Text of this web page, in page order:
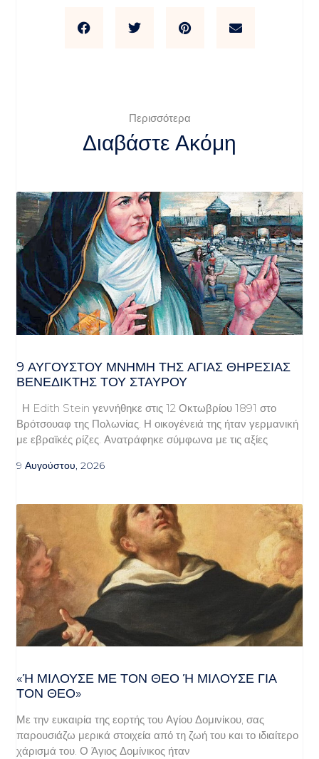
Περισσότερα
Διαβάστε Ακόμη
9 ΑΥΓΟΥΣΤΟΥ ΜΝΗΜΗ ΤΗΣ ΑΓΙΑΣ ΘΗΡΕΣΙΑΣ
ΒΕΝΕΔΙΚΤΗΣ ΤΟΥ ΣΤΑΥΡΟΥ
Η Edith Stein γεννήθηκε στις 12 Οκτωβρίου 1891 στο
Βρότσουαφ της Πολωνίας. Η οικογένειά της ήταν γερμανική
με εβραϊκές ρίζες. Ανατράφηκε σύμφωνα με τις αξίες
9 Αυγούστου, 2026
«Ή ΜΙΛΟΎΣΕ ΜΕ ΤΟΝ ΘΕΌ Ή ΜΙΛΟΎΣΕ ΓΙΑ ΤΟ
Ν ΘΕΌ»
Με την ευκαιρία της εορτής του Αγίου Δομινίκου, σας
παρουσιάζω μερικά στοιχεία από τη ζωή του και το ιδιαίτερο
χάρισμά του. Ο Άγιος Δομίνικος ήταν